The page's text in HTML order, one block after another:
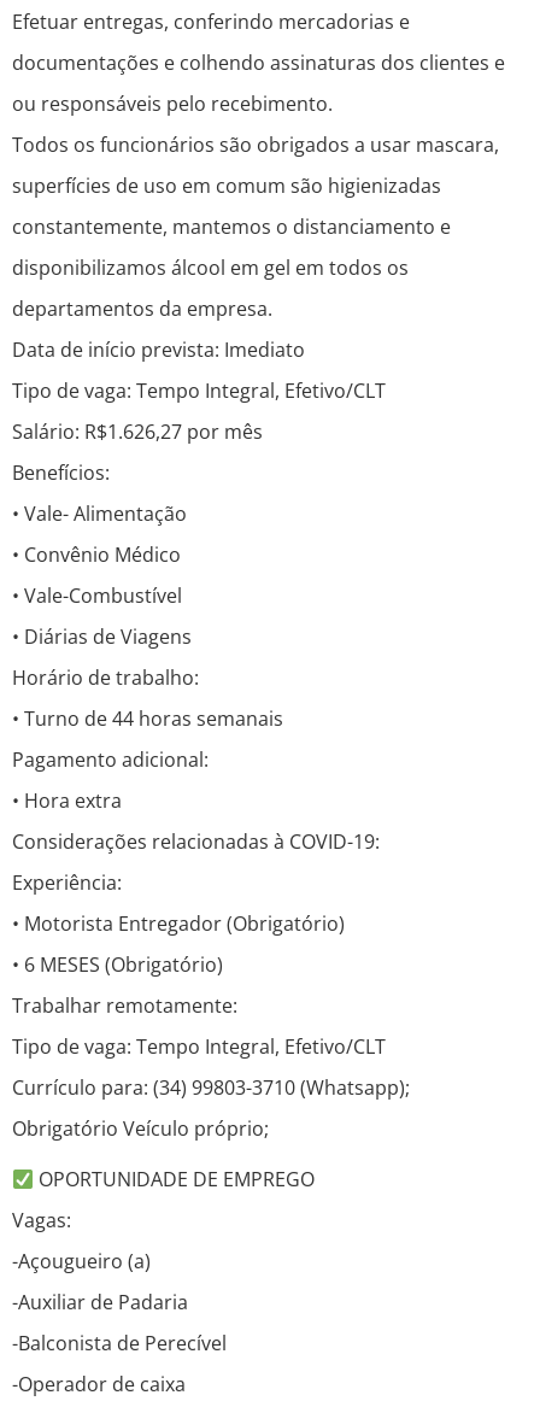
Efetuar entregas, conferindo mercadorias e
documentações e colhendo assinaturas dos clientes e
ou responsáveis pelo recebimento.
Todos os funcionários são obrigados a usar mascara,
superfícies de uso em comum são higienizadas
constantemente, mantemos o distanciamento e
disponibilizamos álcool em gel em todos os
departamentos da empresa.
Data de início prevista: Imediato
Tipo de vaga: Tempo Integral, Efetivo/CLT
Salário: R$1.626,27 por mês
Benefícios:
• Vale- Alimentação
• Convênio Médico
• Vale-Combustível
• Diárias de Viagens
Horário de trabalho:
• Turno de 44 horas semanais
Pagamento adicional:
• Hora extra
Considerações relacionadas à COVID-19:
Experiência:
• Motorista Entregador (Obrigatório)
• 6 MESES (Obrigatório)
Trabalhar remotamente:
Tipo de vaga: Tempo Integral, Efetivo/CLT
Currículo para: (34) 99803-3710 (Whatsapp);
Obrigatório Veículo próprio;
OPORTUNIDADE DE EMPREGO
Vagas:
-Açougueiro (a)
-Auxiliar de Padaria
-Balconista de Perecível
-Operador de caixa